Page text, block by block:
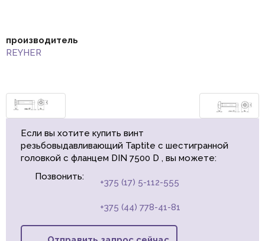
производитель
REYHER
Если вы хотите купить винт
резьбовыдавливающий Taptite с шестигранной
головкой с фланцем DIN 7500 D , вы можете:
Позвонить:
+375 (17) 5-112-555
+375 (44) 778-41-81